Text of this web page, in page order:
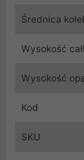
Średnica
Wysokość
Wysokość
Kod
SKU